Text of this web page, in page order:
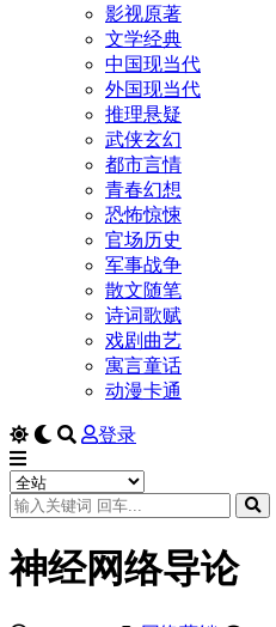
影视原著
文学经典
中国现当代
外国现当代
推理悬疑
武侠玄幻
都市言情
青春幻想
恐怖惊悚
官场历史
军事战争
散文随笔
诗词歌赋
戏剧曲艺
寓言童话
动漫卡通
登录
神经网络导论